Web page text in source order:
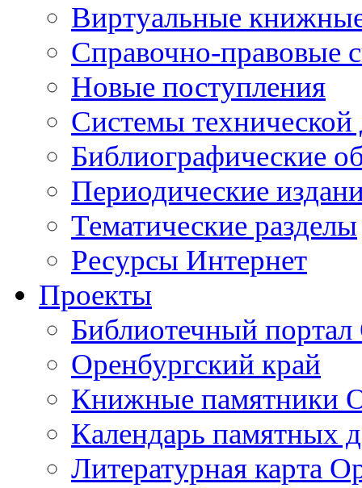
Виртуальные
Справочно-правовые
Новые поступления
Cистемы
Библиографические
Периодические
Тематические разделы
Ресурсы Интернет
Проекты
Библиотечный портал
Оренбургский край
Книжные памятники
Календарь памятных
Литературная карта